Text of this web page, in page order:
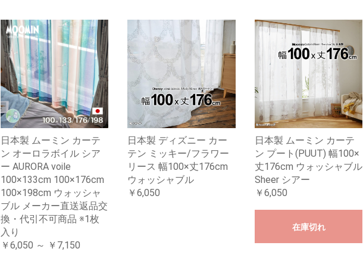
日本製 ムーミン カーテ
ン オーロラボイル シア
ー AURORA voile
100×133cm 100×176cm
100×198cm ウォッシャ
ブル メーカー直送返品交
換・代引不可商品 ※1枚
入り
￥6,050 ～ ￥7,150
日本製 ディズニー カー
テン ミッキー/フラワー
リース 幅100×丈176cm
ウォッシャブル
￥6,050
日本製 ムーミン カーテ
ン プート(PUUT) 幅100×
丈176cm ウォッシャブル
Sheer シアー
￥6,050
在庫切れ